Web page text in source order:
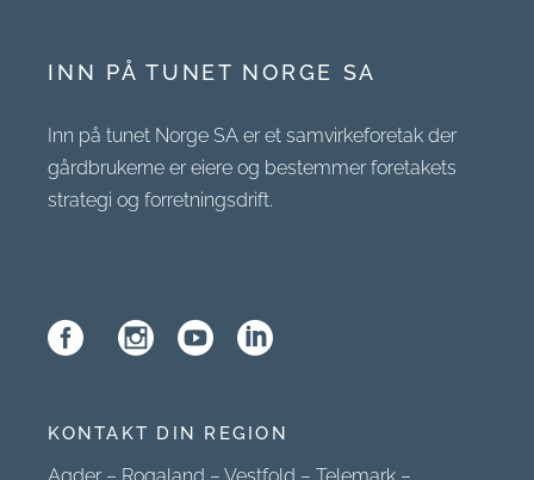
INN PÅ TUNET NORGE SA
Inn på tunet Norge SA er et samvirkeforetak der
gårdbrukerne er eiere og bestemmer foretakets
strategi og forretningsdrift.
KONTAKT DIN REGION